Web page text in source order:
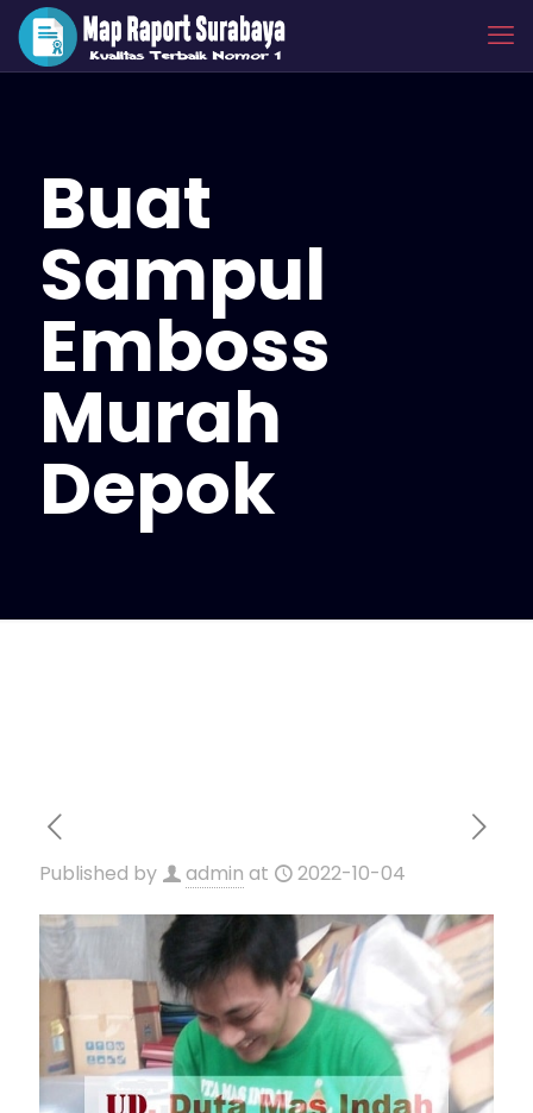
Buat
Sampul
Emboss
Murah
Depok
Published by admin at 2022-10-04